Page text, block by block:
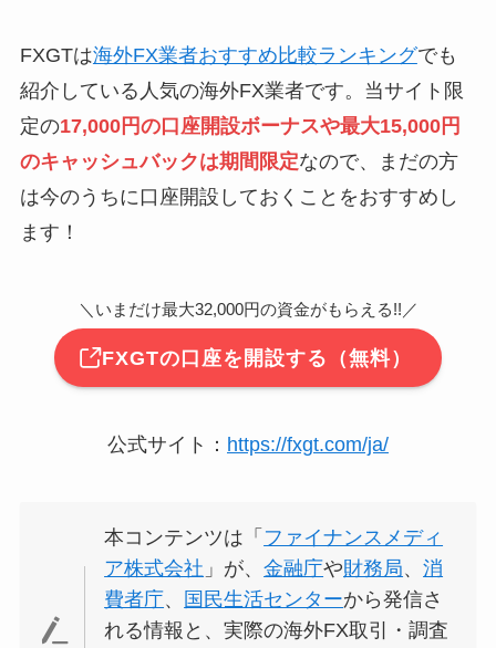
FXGTは海外FX業者おすすめ比較ランキングでも
紹介している人気の海外FX業者です。当サイト限
定の17,000円の口座開設ボーナスや最大15,000円
のキャッシュバックは期間限定なので、まだの方
は今のうちに口座開設しておくことをおすすめし
ます！
＼いまだけ最大32,000円の資金がもらえる!!／
FXGTの口座を開設する（無料）
公式サイト： https://fxgt.com/ja/
本コンテンツは「 ファイナンスメディ
ア株式会社 」が、金融庁や財務局、消
費者庁、 国民生活センターから発信さ
れる情報と、実際の海外FX取引・調査